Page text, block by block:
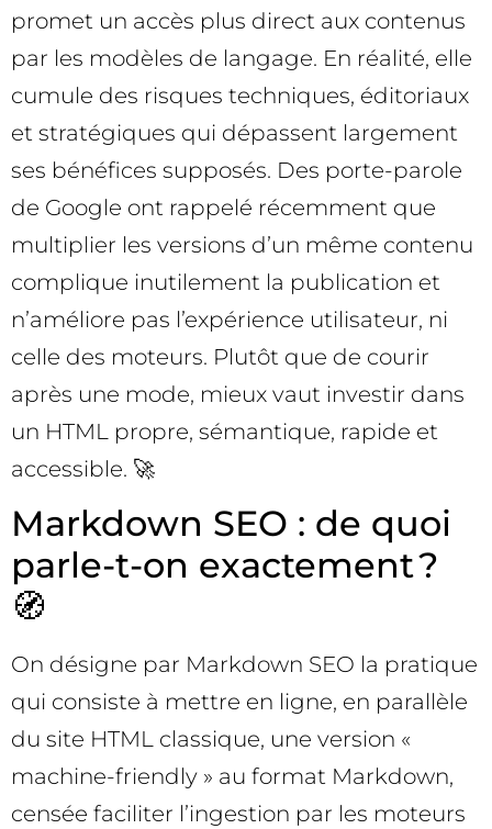
promet un accès plus direct aux contenus
par les modèles de langage. En réalité, elle
cumule des risques techniques, éditoriaux
et stratégiques qui dépassent largement
ses bénéfices supposés. Des porte-parole
de Google ont rappelé récemment que
multiplier les versions d’un même contenu
complique inutilement la publication et
n’améliore pas l’expérience utilisateur, ni
celle des moteurs. Plutôt que de courir
après une mode, mieux vaut investir dans
un HTML propre, sémantique, rapide et
accessible. 🚀
Markdown SEO : de quoi
parle-t-on exactement ?
🧭
On désigne par Markdown SEO la pratique
qui consiste à mettre en ligne, en parallèle
du site HTML classique, une version «
machine-friendly » au format Markdown,
censée faciliter l’ingestion par les moteurs